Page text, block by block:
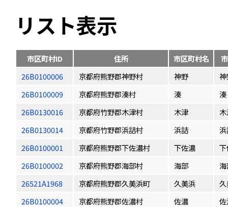
リスト表示
市区町村ID 住所 市区町村名
26B0100006
京都府熊野郡神野村 神野
26B0100009
京都府熊野郡湊村 湊
湊
26B0130016
京都府竹野郡木津村 木津
26B0130014
京都府竹野郡浜詰村 浜詰
26B0100001
京都府熊野郡下佐濃村 下佐濃
26B0100002
京都府熊野郡海部村 海部
26521A1968
京都府熊野郡久美浜町 久美浜
26B0100004
京都府熊野郡佐濃村 佐濃